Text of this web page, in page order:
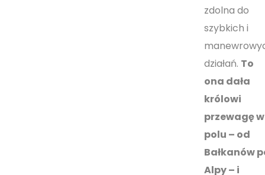
zdolna do
szybkich i
działań. To
ona dała
królowi
przewagę w
polu – od
Bałkanów
Alpy – i